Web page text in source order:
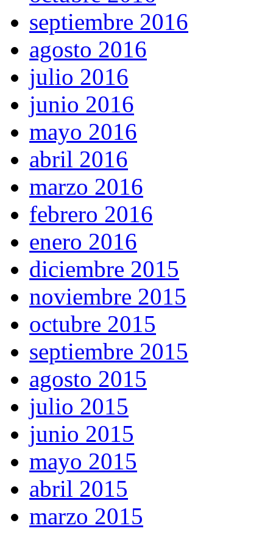
septiembre 2016
agosto 2016
julio 2016
junio 2016
mayo 2016
abril 2016
marzo 2016
febrero 2016
enero 2016
diciembre 2015
noviembre 2015
octubre 2015
septiembre 2015
agosto 2015
julio 2015
junio 2015
mayo 2015
abril 2015
marzo 2015